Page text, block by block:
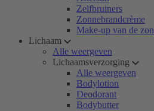
Zelfbruiners
Zonnebrandcrème
Make-up van de zon
Lichaam
Alle weergeven
Lichaamsverzorging
Alle weergeven
Bodylotion
Deodorant
Bodybutter